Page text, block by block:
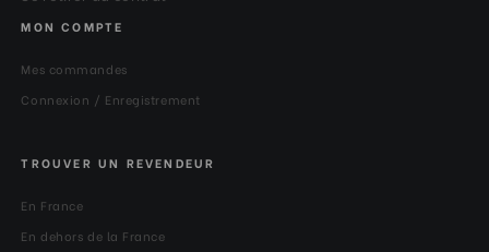
MON COMPTE
Mes commandes
Connexion / Enregistrement
TROUVER UN REVENDEUR
En France
En dehors de la France